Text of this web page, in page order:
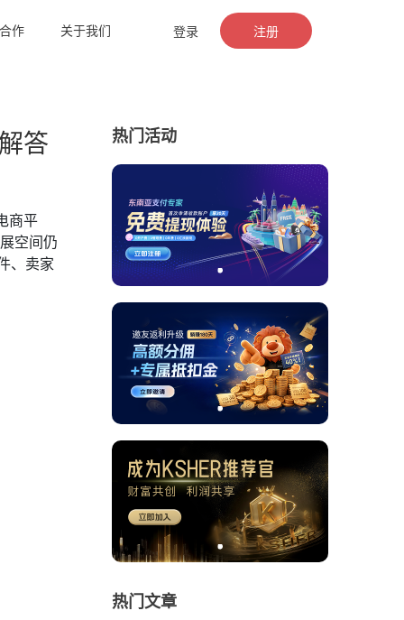
作 关于我们 登录 注册
答
商平
空间仍
、卖家
热门活动
热门文章